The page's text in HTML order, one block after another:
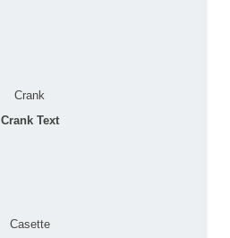
Crank
Crank Text
Casette